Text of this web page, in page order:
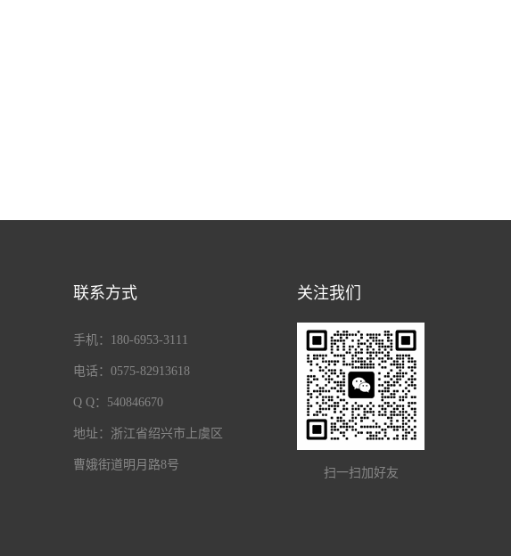
联系方式
手机：180-6953-3111
电话：0575-82913618
Q Q：540846670
地址：浙江省绍兴市上虞区
曹娥街道明月路8号
关注我们
扫一扫加好友